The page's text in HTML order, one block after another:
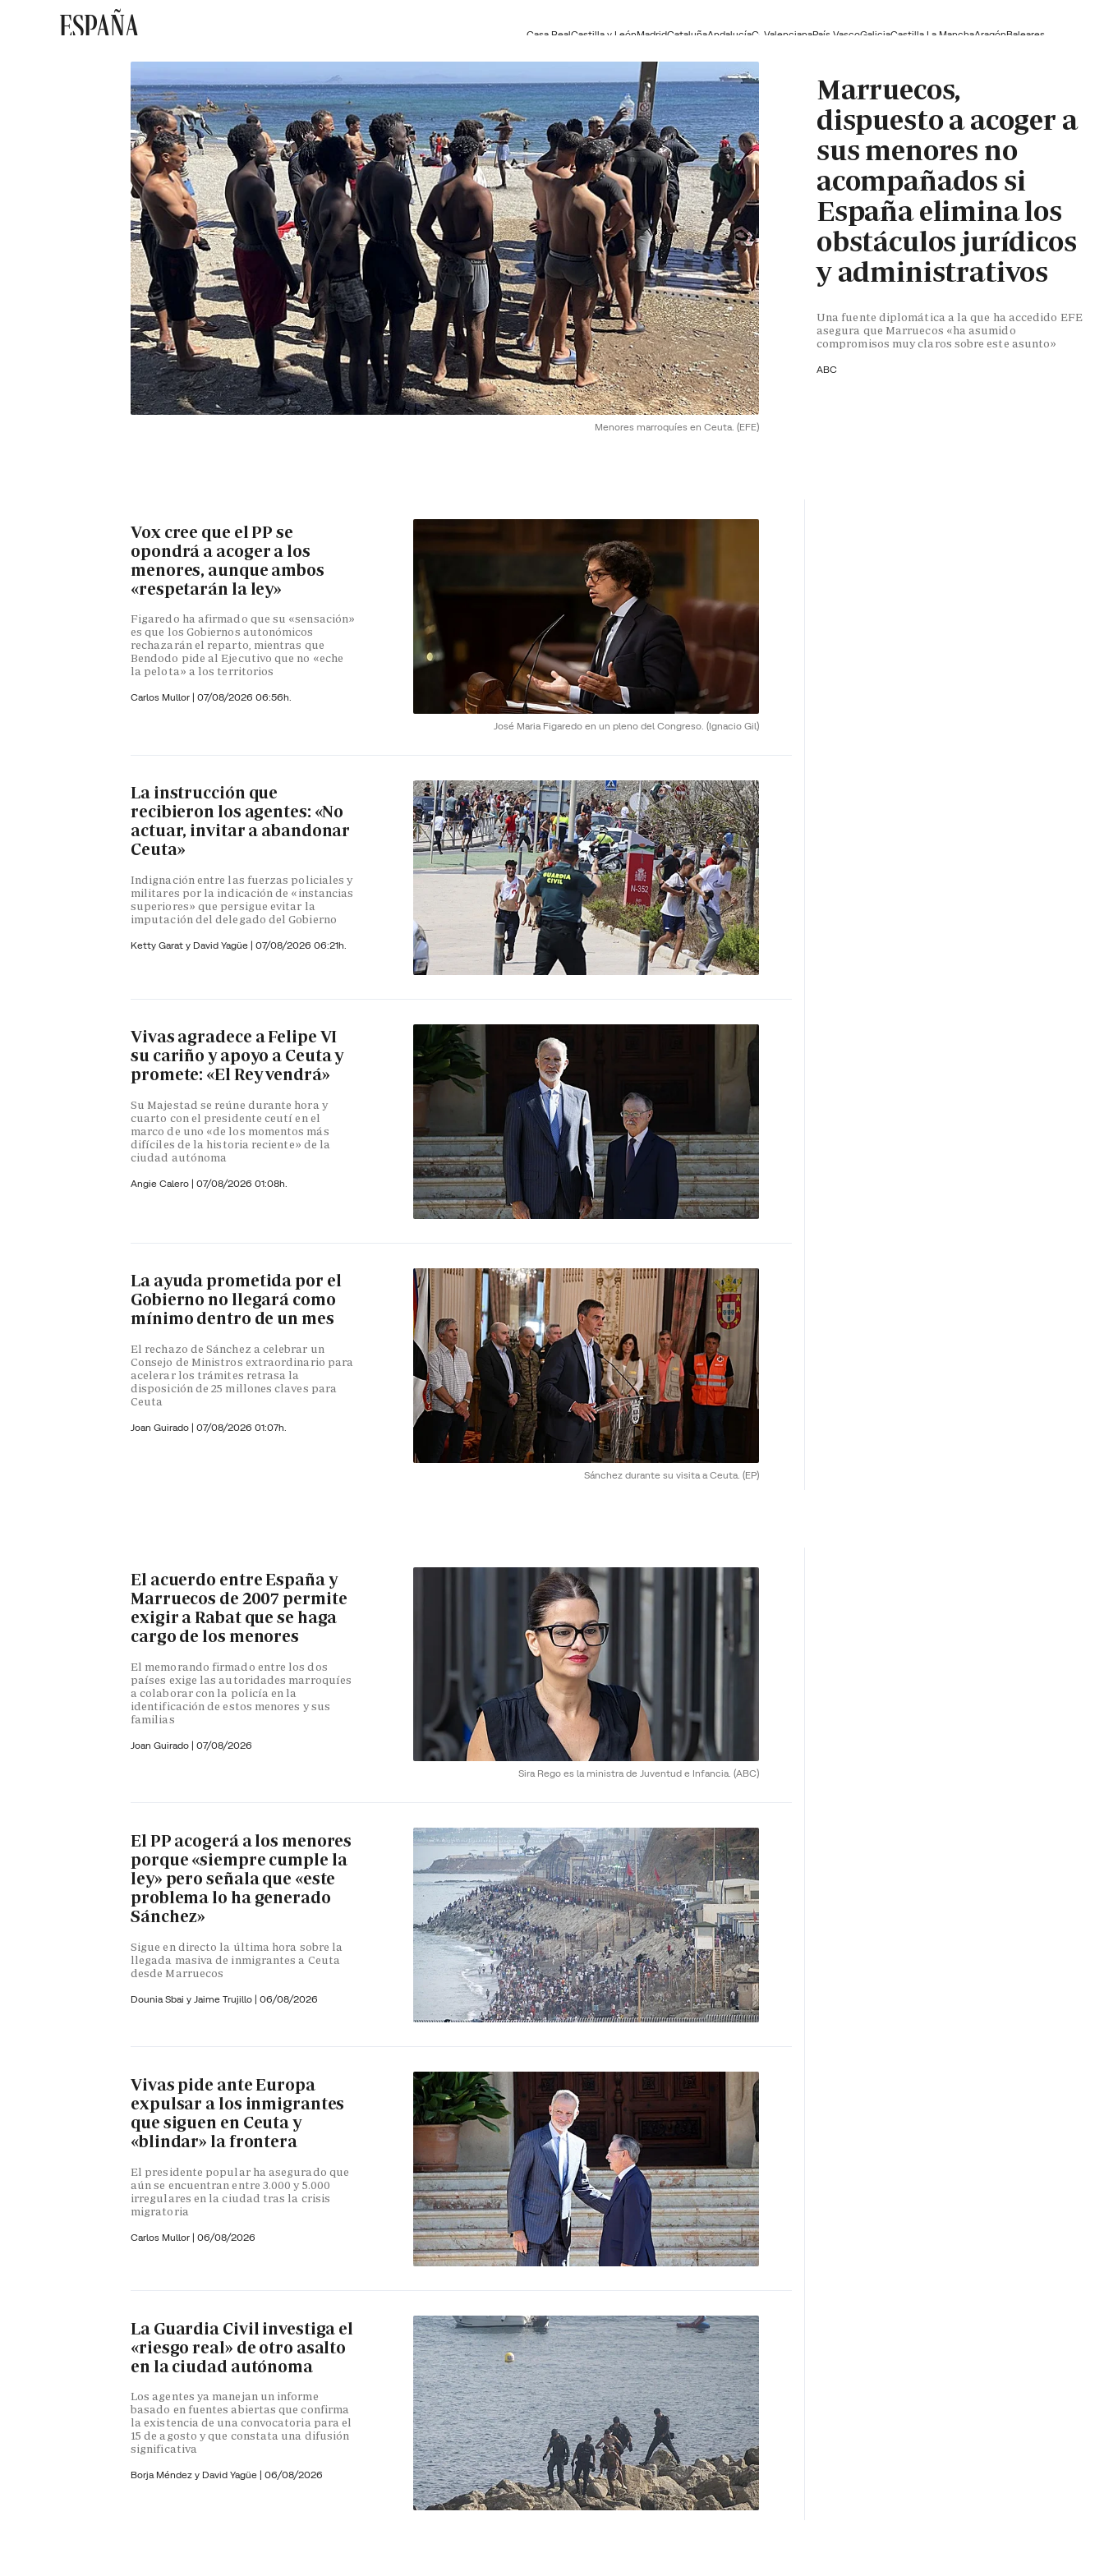
ESPAÑA Casa RealCastilla y LeónMadridCataluñaAndalucíaC. ValencianaPaís VascoGaliciaCastilla La ManchaAragónBaleares
Menores marroquíes en Ceuta. (EFE)
Marruecos,
dispuesto a acoger a
sus menores no
acompañados si
España elimina los
obstáculos jurídicos
y administrativos
Una fuente diplomática a la que ha accedido EFE
asegura que Marruecos «ha asumido
compromisos muy claros sobre este asunto»
ABC
José Maria Figaredo en un pleno del Congreso. (Ignacio Gil)
Vox cree que el PP se
opondrá a acoger a los
menores, aunque ambos
«respetarán la ley»
Figaredo ha afirmado que su «sensación»
es que los Gobiernos autonómicos
rechazarán el reparto, mientras que
Bendodo pide al Ejecutivo que no «eche
la pelota» a los territorios
Carlos Mullor | 07/08/2026 06:56h.
La instrucción que
recibieron los agentes: «No
actuar, invitar a abandonar
Ceuta»
Indignación entre las fuerzas policiales y
militares por la indicación de «instancias
superiores» que persigue evitar la
imputación del delegado del Gobierno
Ketty Garat y David Yagüe | 07/08/2026 06:21h.
Vivas agradece a Felipe VI
su cariño y apoyo a Ceuta y
promete: «El Rey vendrá»
Su Majestad se reúne durante hora y
cuarto con el presidente ceutí en el
marco de uno «de los momentos más
difíciles de la historia reciente» de la
ciudad autónoma
Angie Calero | 07/08/2026 01:08h.
Sánchez durante su visita a Ceuta. (EP)
La ayuda prometida por el
Gobierno no llegará como
mínimo dentro de un mes
El rechazo de Sánchez a celebrar un
Consejo de Ministros extraordinario para
acelerar los trámites retrasa la
disposición de 25 millones claves para
Ceuta
Joan Guirado | 07/08/2026 01:07h.
Sira Rego es la ministra de Juventud e Infancia. (ABC)
El acuerdo entre España y
Marruecos de 2007 permite
exigir a Rabat que se haga
cargo de los menores
El memorando firmado entre los dos
países exige las autoridades marroquíes
a colaborar con la policía en la
identificación de estos menores y sus
familias
Joan Guirado | 07/08/2026
El PP acogerá a los menores
porque «siempre cumple la
ley» pero señala que «este
problema lo ha generado
Sánchez»
Sigue en directo la última hora sobre la
llegada masiva de inmigrantes a Ceuta
desde Marruecos
Dounia Sbai y Jaime Trujillo | 06/08/2026
Vivas pide ante Europa
expulsar a los inmigrantes
que siguen en Ceuta y
«blindar» la frontera
El presidente popular ha asegurado que
aún se encuentran entre 3.000 y 5.000
irregulares en la ciudad tras la crisis
migratoria
Carlos Mullor | 06/08/2026
La Guardia Civil investiga el
«riesgo real» de otro asalto
en la ciudad autónoma
Los agentes ya manejan un informe
basado en fuentes abiertas que confirma
la existencia de una convocatoria para el
15 de agosto y que constata una difusión
significativa
Borja Méndez y David Yagüe | 06/08/2026